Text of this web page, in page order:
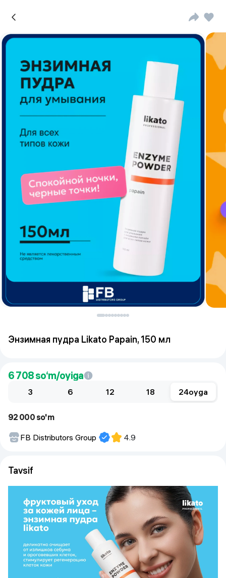
Энзимная пудра Likato Papain, 150 мл
6 708so‘m/oyiga
3 6 12 18 24oyga
92 000 so'm
FB Distributors Group
4.9
Tavsif